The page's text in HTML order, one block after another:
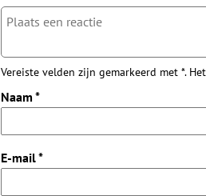
Vereiste velden zijn gemarkeerd met *.
Naam *
E-mail*